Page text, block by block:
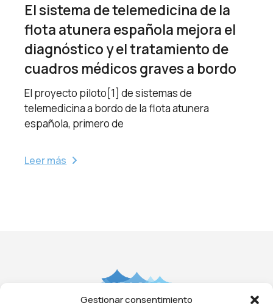
Gestionar consentimiento
El sistema de telemedicina de la
flota atunera española mejora el
diagnóstico y el tratamiento de
cuadros médicos graves a bordo
El proyecto piloto[1] de sistemas de
telemedicina a bordo de la flota atunera
española, primero de
Leer más